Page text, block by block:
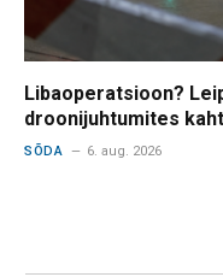
Libaoperatsioon?
droonijuhtumites
SÕDA 6. aug. 2026